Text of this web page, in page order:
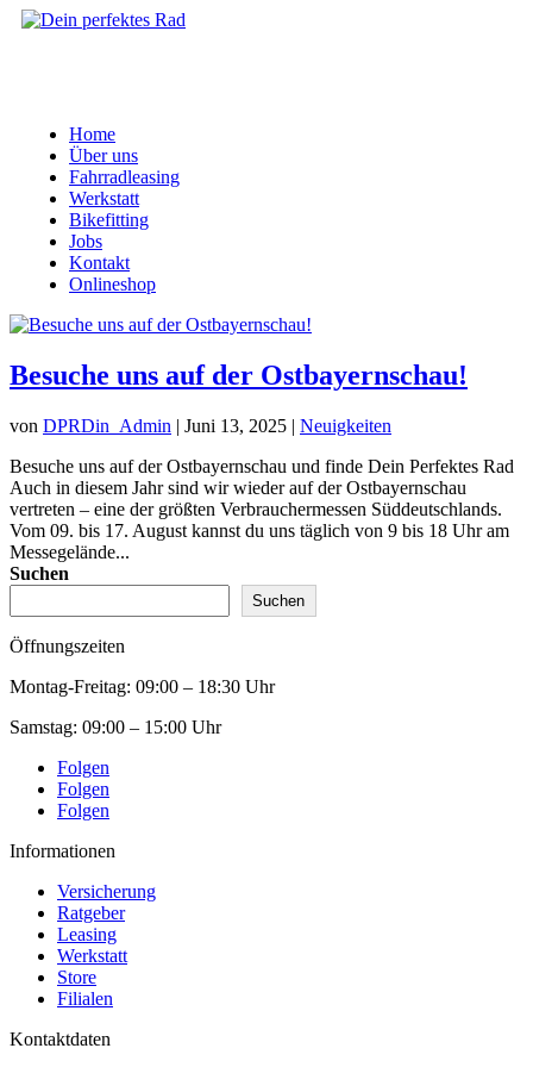
Home
Über uns
Fahrradleasing
Werkstatt
Bikefitting
Jobs
Kontakt
Onlineshop
Besuche uns auf der Ostbayernschau!
von DPRDin_Admin | Juni 13, 2025 | Neuigkeiten
Besuche uns auf der Ostbayernschau und finde Dein Perfektes Rad
Auch in diesem Jahr sind wir wieder auf der Ostbayernschau
vertreten – eine der größten Verbrauchermessen Süddeutschlands.
Vom 09. bis 17. August kannst du uns täglich von 9 bis 18 Uhr am
Messegelände...
Suchen
Suchen
Öffnungszeiten
Montag-Freitag: 09:00 – 18:30 Uhr
Samstag: 09:00 – 15:00 Uhr
Folgen
Folgen
Folgen
Informationen
Versicherung
Ratgeber
Leasing
Werkstatt
Store
Filialen
Kontaktdaten